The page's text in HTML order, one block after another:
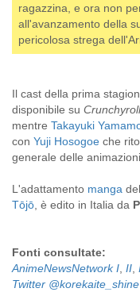
ragazzina, e ora non
all'avanzamento della
pericolosa strega
Il cast della prima
disponibile su
mentre Takayuki
con Yuji Hosogoe che
generale delle animazioni.
L'adattamento manga
Tōjō , è edito in Italia da
Fonti consultate:
AnimeNewsNetwork I II
Twitter @korekaite_shine